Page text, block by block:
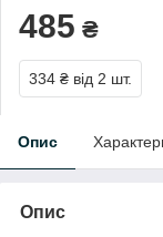
485 ₴
334 ₴ від 2 шт.
Опис
Опис